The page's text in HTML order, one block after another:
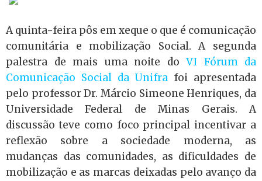
A quinta-feira pôs em xeque o que é comunicação
comunitária e mobilização Social. A segunda
palestra de mais uma noite do VI Fórum da
Comunicação Social da Unifra foi apresentada
pelo professor Dr. Márcio Simeone Henriques, da
Universidade Federal de Minas Gerais. A
discussão teve como foco principal incentivar a
reflexão sobre a sociedade moderna, as
mudanças das comunidades, as dificuldades de
mobilização e as marcas deixadas pelo avanço da